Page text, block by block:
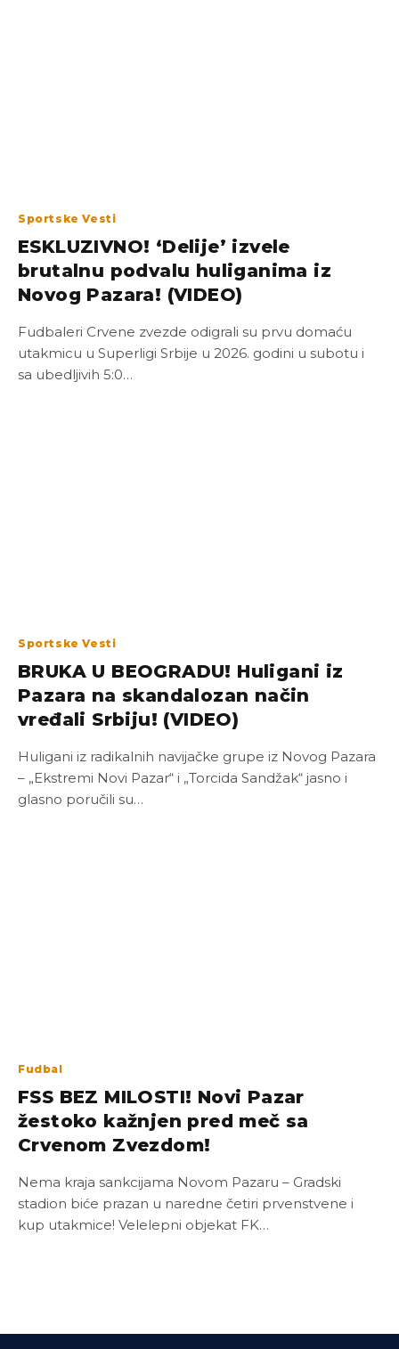
Sportske Vesti
ESKLUZIVNO! ‘Delije’ izvele
brutalnu podvalu huliganima iz
Novog Pazara! (VIDEO)
Fudbaleri Crvene zvezde odigrali su prvu domaću
utakmicu u Superligi Srbije u 2026. godini u subotu i
sa ubedljivih 5:0…
Sportske Vesti
BRUKA U BEOGRADU! Huligani iz
Pazara na skandalozan način
vređali Srbiju! (VIDEO)
Huligani iz radikalnih navijačke grupe iz Novog Pazara
– „Ekstremi Novi Pazar“ i „Torcida Sandžak“ jasno i
glasno poručili su…
Fudbal
FSS BEZ MILOSTI! Novi Pazar
žestoko kažnjen pred meč sa
Crvenom Zvezdom!
Nema kraja sankcijama Novom Pazaru – Gradski
stadion biće prazan u naredne četiri prvenstvene i
kup utakmice! Velelepni objekat FK…